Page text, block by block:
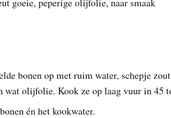
bonen op met ruim water, schepje
wat olijfolie. Kook ze op laag vuur in 45
én het kookwater.